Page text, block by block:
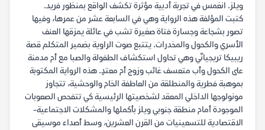
ويلز. انغمس في تجربة أدبية مؤثرة تكشف الواقع بمنظور فريد.
كتبت المؤلفة هذه الرواية وهي في السابعة عشر من عمرها، وفيها
تصور بشجاعة وجسارة فتاة صغيرة تشب في عائلة يمزقها العنف
الأسري والكحول والمخدرات. يتتبع صوت الراوية بضمير المتكلم قصة
ريبيكا تريجيانّي وهي تحاول استكشاف الطفولة والصبا مع أم مدمنة
على الكحول وأب متعسف غائب وزوج أم معتدٍ. هذه الرواية المكتوبة
بموهبة فطرية والمنطلقة من العاطفة الخام والوحشية، تتجاوز
مونولوجها الداخلي المعقد لشخصيتها الرئيسية كي تتفحص الصعوبات
الموجودة أمام منطقة جنوبي ويلز بأكملها والمشكلات الاجتماعية-
الاقتصادية للتسعينيات من القرن العشرين، وسط أصداء موسيقى